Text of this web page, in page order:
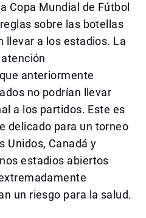
Copa Mundial de Fútbol
sobre las botellas
llevar a los estadios. La
anteriormente
no podrían llevar
a los partidos. Este es
delicado para un torneo
Unidos, Canadá y
estadios abiertos
un riesgo para la salud.